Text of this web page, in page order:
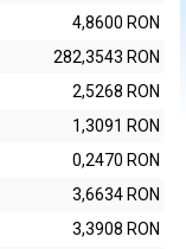
4,8600 RON
282,3543 RON
2,5268 RON
1,3091 RON
0,2470 RON
3,6634 RON
3,3908 RON